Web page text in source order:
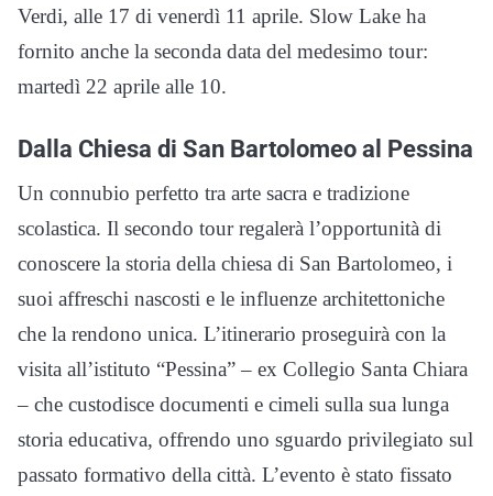
Verdi, alle 17 di venerdì 11 aprile. Slow Lake ha
fornito anche la seconda data del medesimo tour:
martedì 22 aprile alle 10.
Dalla Chiesa di San Bartolomeo al Pessina
Un connubio perfetto tra arte sacra e tradizione
scolastica. Il secondo tour regalerà l’opportunità di
conoscere la storia della chiesa di San Bartolomeo, i
suoi affreschi nascosti e le influenze architettoniche
che la rendono unica. L’itinerario proseguirà con la
visita all’istituto “Pessina” – ex Collegio Santa Chiara
– che custodisce documenti e cimeli sulla sua lunga
storia educativa, offrendo uno sguardo privilegiato sul
passato formativo della città. L’evento è stato fissato